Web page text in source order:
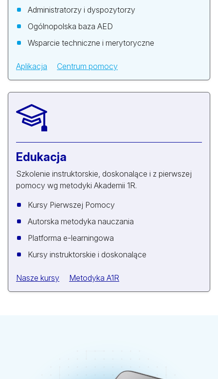
Administratorzy i dyspozytorzy
Ogólnopolska baza AED
Wsparcie techniczne i merytoryczne
Aplikacja Centrum pomocy
Edukacja
Szkolenie instruktorskie, doskonalące i z pierwszej
pomocy wg metodyki Akademii 1R.
Kursy Pierwszej Pomocy
Autorska metodyka nauczania
Platforma e-learningowa
Kursy instruktorskie i doskonalące
Nasze kursy Metodyka A1R